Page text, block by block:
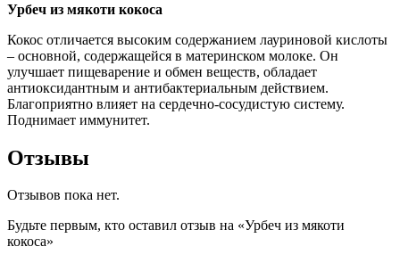
Урбеч из мякоти кокоса
Кокос отличается высоким содержанием лауриновой кислоты
– основной, содержащейся в материнском молоке. Он
улучшает пищеварение и обмен веществ, обладает
антиоксидантным и антибактериальным действием.
Благоприятно влияет на сердечно-сосудистую систему.
Поднимает иммунитет.
Отзывы
Отзывов пока нет.
Будьте первым, кто оставил отзыв на «Урбеч из мякоти
кокоса»